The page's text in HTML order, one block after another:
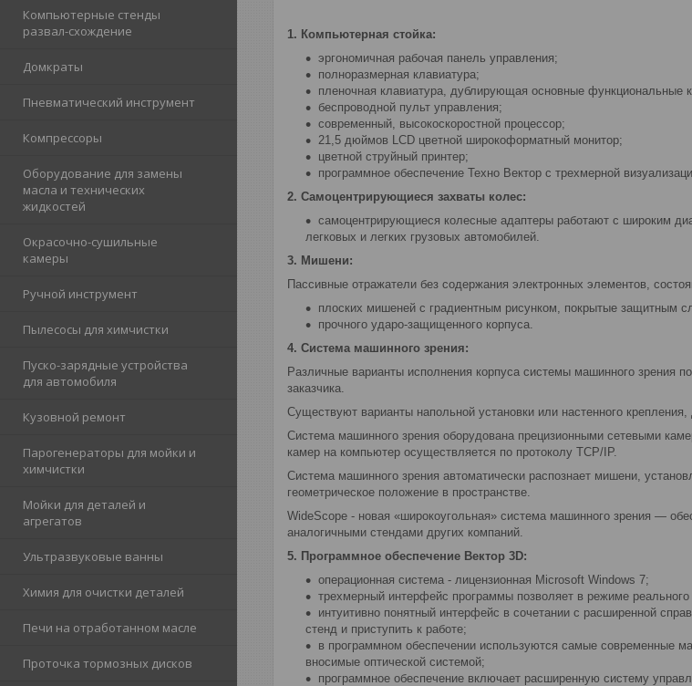
Компьютерные стенды
развал-схождение
Домкраты
Пневматический инструмент
Компрессоры
Оборудование для замены
масла и технических
жидкостей
Окрасочно-сушильные
камеры
Ручной инструмент
Пылесосы для химчистки
Пуско-зарядные устройства
для автомобиля
Кузовной ремонт
Парогенераторы для мойки и
химчистки
Мойки для деталей и
агрегатов
Ультразвуковые ванны
Химия для очистки деталей
Печи на отработанном масле
Проточка тормозных дисков
1. Компьютерная стойка:
эргономичная рабочая панель управления;
полноразмерная клавиатура;
пленочная клавиатура, дублирующая основные функциональные
беспроводной пульт управления;
современный, высокоскоростной процессор;
21,5 дюймов LCD цветной широкоформатный монитор;
цветной струйный принтер;
программное обеспечение Техно Вектор с трехмерной
2. Самоцентрирующиеся захваты колес:
cамоцентрирующиеся колесные адаптеры работают с широким
легковых и легких грузовых автомобилей.
3. Мишени:
Пассивные отражатели без содержания электронных элементов,
плоских мишеней с градиентным рисунком, покрытые защитным
прочного ударо-защищенного корпуса.
4. Система машинного зрения:
Различные варианты исполнения корпуса системы машинного зрения
заказчика.
Существуют варианты напольной установки или настенного
Система машинного зрения оборудована прецизионными сетевыми
камер на компьютер осуществляется по протоколу TCP/IP.
Система машинного зрения автоматически распознает мишени,
геометрическое положение в пространстве.
WideScope - новая «широкоугольная» система машинного зрения —
аналогичными стендами других компаний.
5. Программное обеспечение Вектор 3D:
операционная система - лицензионная Microsoft Windows 7;
трехмерный интерфейс программы позволяет в режиме
интуитивно понятный интерфейс в сочетании с расширенной
стенд и приступить к работе;
в программном обеспечении используются самые современные
вносимые оптической системой;
программное обеспечение включает расширенную систему